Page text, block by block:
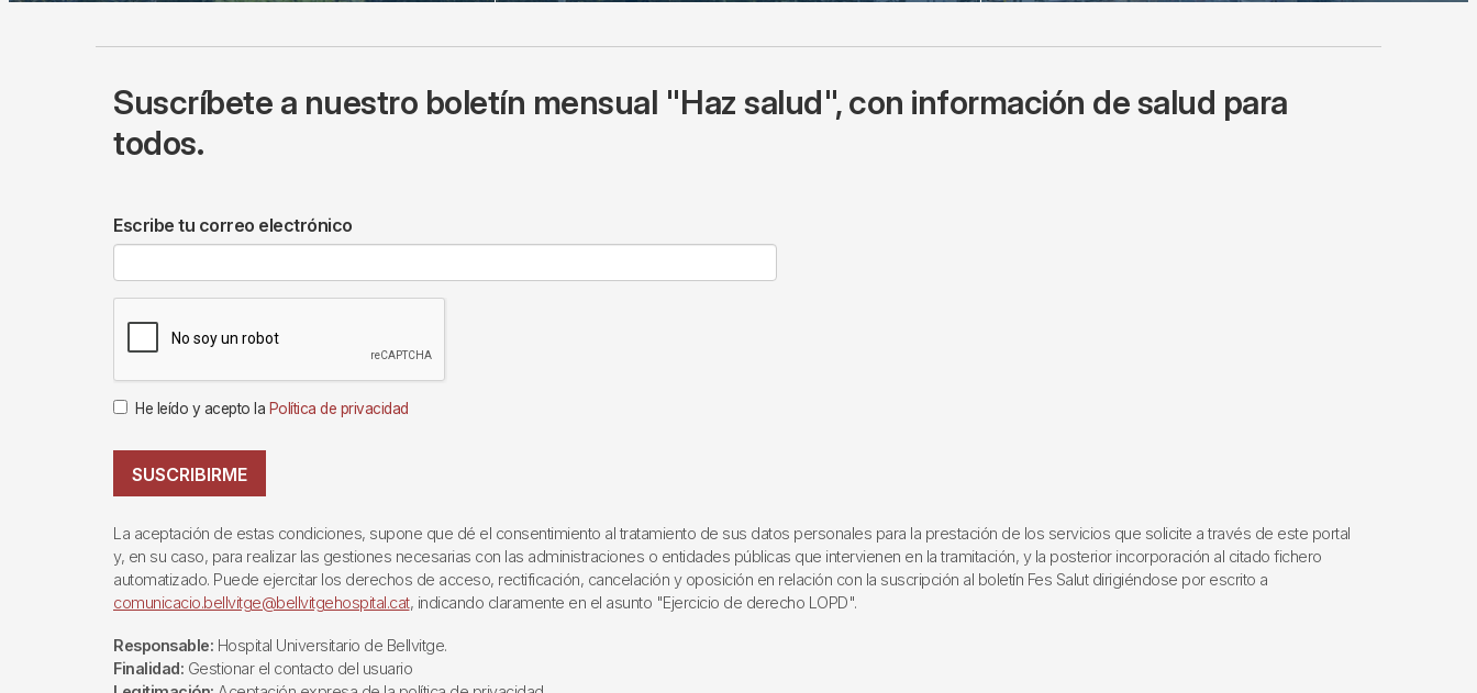
Suscríbete a nuestro boletín mensual "Haz salud", con información de salud para
todos.
Escribe tu correo electrónico
He leído y acepto la Política de privacidad
SUSCRIBIRME
La aceptación de estas condiciones, supone que dé el consentimiento al tratamiento de sus datos personales para la prestación de los servicios que solicite a través de este portal
y, en su caso, para realizar las gestiones necesarias con las administraciones o entidades públicas que intervienen en la tramitación, y la posterior incorporación al citado fichero
automatizado. Puede ejercitar los derechos de acceso, rectificación, cancelación y oposición en relación con la suscripción al boletín Fes Salut dirigiéndose por escrito a
comunicacio.bellvitge@bellvitgehospital.cat, indicando claramente en el asunto "Ejercicio de derecho LOPD".
Responsable: Hospital Universitario de Bellvitge.
Finalidad: Gestionar el contacto del usuario